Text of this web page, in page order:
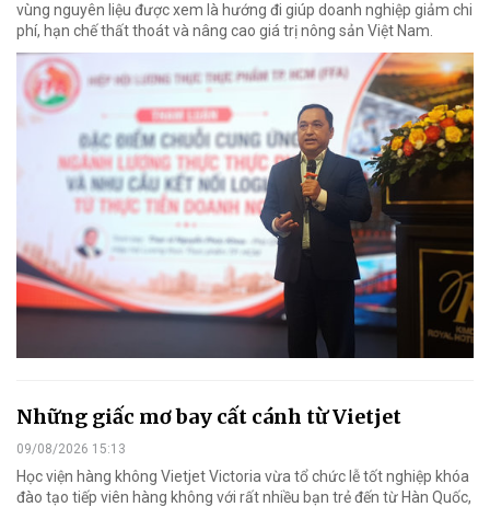
vùng nguyên liệu được xem là hướng đi giúp doanh nghiệp giảm chi
phí, hạn chế thất thoát và nâng cao giá trị nông sản Việt Nam.
Những giấc mơ bay cất cánh từ Vietjet
09/08/2026 15:13
Học viện hàng không Vietjet Victoria vừa tổ chức lễ tốt nghiệp khóa
đào tạo tiếp viên hàng không với rất nhiều bạn trẻ đến từ Hàn Quốc,